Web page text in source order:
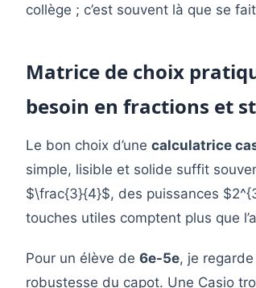
collège ; c’est souvent là que se
Matrice de choix
besoin en fractions et
Le bon choix d’une calculatrice
simple, lisible et solide suffit
$\frac{3}{4}$, des puissances
touches utiles comptent plus que
Pour un élève de 6e-5e, je regarde
robustesse du capot. Une Casio